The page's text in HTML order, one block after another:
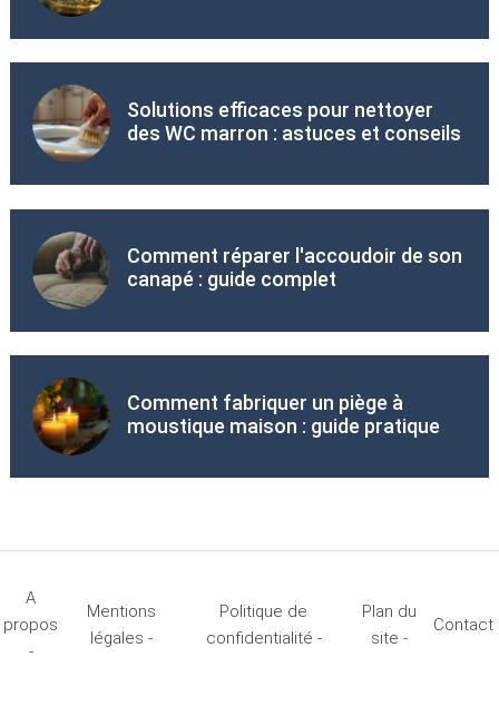
Solutions efficaces pour nettoyer
des WC marron : astuces et conseils
Comment réparer l'accoudoir de son
canapé : guide complet
Comment fabriquer un piège à
moustique maison : guide pratique
A
propos
-
Mentions
légales -
Politique de
confidentialité -
Plan du
site -
Contact